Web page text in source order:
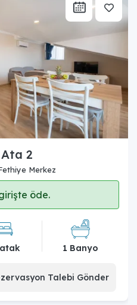
2
Merkez
öde.
1 Banyo
Talebi Gönder